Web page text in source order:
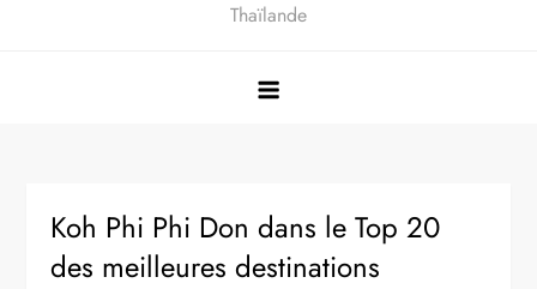
Thaïlande
Koh Phi Phi Don dans le Top 20
des meilleures destinations